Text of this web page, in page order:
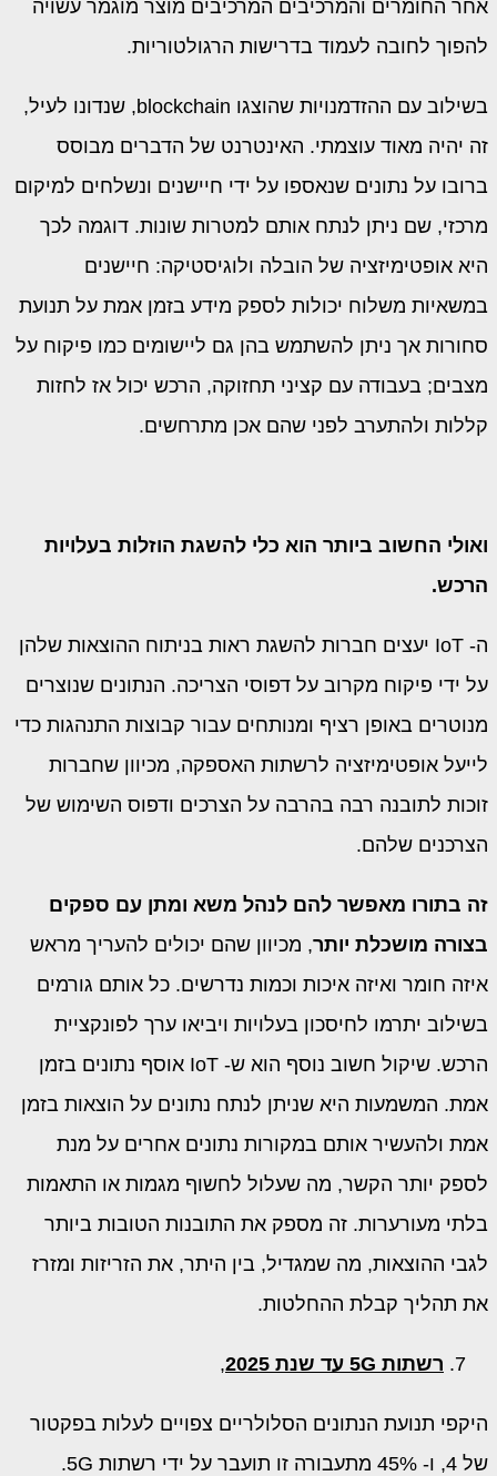
אחר החומרים והמרכיבים המרכיבים מוצר מוגמר עשויה
להפוך לחובה לעמוד בדרישות הרגולטוריות.
בשילוב עם ההזדמנויות שהוצגו blockchain, שנדונו לעיל,
זה יהיה מאוד עוצמתי. האינטרנט של הדברים מבוסס
ברובו על נתונים שנאספו על ידי חיישנים ונשלחים למיקום
מרכזי, שם ניתן לנתח אותם למטרות שונות. דוגמה לכך
היא אופטימיזציה של הובלה ולוגיסטיקה: חיישנים
במשאיות משלוח יכולות לספק מידע בזמן אמת על תנועת
סחורות אך ניתן להשתמש בהן גם ליישומים כמו פיקוח על
מצבים; בעבודה עם קציני תחזוקה, הרכש יכול אז לחזות
קללות ולהתערב לפני שהם אכן מתרחשים.
ואולי החשוב ביותר הוא כלי להשגת הוזלות בעלויות
הרכש.
ה- IoT יעצים חברות להשגת ראות בניתוח ההוצאות שלהן
על ידי פיקוח מקרוב על דפוסי הצריכה. הנתונים שנוצרים
מנוטרים באופן רציף ומנותחים עבור קבוצות התנהגות כדי
לייעל אופטימיזציה לרשתות האספקה, מכיוון שחברות
זוכות לתובנה רבה בהרבה על הצרכים ודפוס השימוש של
הצרכנים שלהם.
זה בתורו מאפשר להם לנהל משא ומתן עם ספקים
בצורה מושכלת יותר, מכיוון שהם יכולים להעריך מראש
איזה חומר ואיזה איכות וכמות נדרשים. כל אותם גורמים
בשילוב יתרמו לחיסכון בעלויות ויביאו ערך לפונקציית
הרכש. שיקול חשוב נוסף הוא ש- IoT אוסף נתונים בזמן
אמת. המשמעות היא שניתן לנתח נתונים על הוצאות בזמן
אמת ולהעשיר אותם במקורות נתונים אחרים על מנת
לספק יותר הקשר, מה שעלול לחשוף מגמות או התאמות
בלתי מעורערות. זה מספק את התובנות הטובות ביותר
לגבי ההוצאות, מה שמגדיל, בין היתר, את הזריזות ומזרז
את תהליך קבלת ההחלטות.
רשתות 5 G עד שנת 2025 ,
היקפי תנועת הנתונים הסלולריים צפויים לעלות בפקטור
של 4, ו- 45% מתעבורה זו תועבר על ידי רשתות 5G.